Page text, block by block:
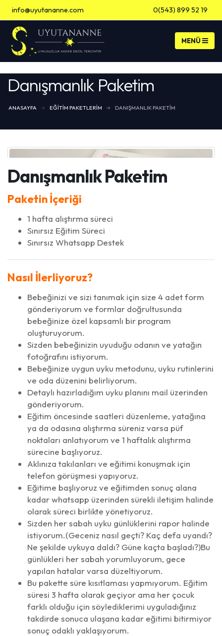
info@uyutananne.com 0(543) 899 52 19
Banka Hesap Bilgileri
Danışmanlık Paketim
ANASAYFA EĞITIM PAKETLERIM DANIŞMANLIK PAKETIM
Danışmanlık Paketim
Paketin İçeriği
1 hafta alıştırma süreci
Sınırsız Eğitim Süreci
Sınırsız Whatsapp Destek
Nasıl İlerliyoruz?
Bebeğinizi ve sizi tanımak için size 4 adet form
gönderiyorum ve formlar doğrultusunda
bebeğinize özel kapsamlı bir program
oluşturuyorum.
Sizden bebeğinizin uyuduğu odanın ve yatağın
fotoğrafını istiyorum.
Bebeğinize uygun uyku metodunu, uyku rutinlerini
ve oda düzenini belirliyorum.
Detaylı hazırladığım uyku planını mail üzerinden
gönderiyorum.
Eğitim öncesinde saatleri düzenleme, yatağına
ya da odasına alıştırma süreniz varsa püf
noktaları anlatıyorum ve 1 haftalık alıştırma
sürecine başlıyoruz.
Aklınıza takılanları ve eğitimi konuşmak için
telefon görüşmesi yapıyoruz.
Eğitime başlıyoruz ve eğitimden sonuç alana
kadar whatsapp üzerinden sürekli iletişim halinde
olarak süreci birlikte yönetiyoruz.
Sizden her sabah uyku günlüklerini rapor halinde
istiyorum.(Geceniz nasıl geçti? Kaç defa uyandı?
Ne şekilde uykuya daldı? Güne kaçta başladı?)Bu
günlükleri her sabah yorumluyorum, gece
yapılan hatalar varsa düzeltiyorum.
Bu pakette süre kısıtlaması yapmıyorum. Eğitim
süresi 3 hafta olarak geçiyor ama her çocuk
farklı olduğu için söylediklerimi uyguladığınız
takdirde sonuca ulaşana kadar eğitimi bitirmiyor
sonuç odaklı yaklaşıyorum.